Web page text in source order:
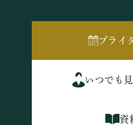
ブライ
いつでも
資